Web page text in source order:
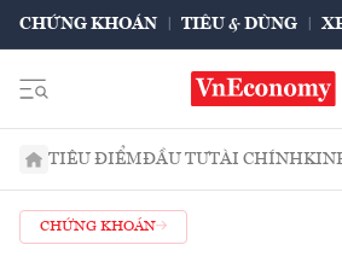
CHỨNG KHOÁN TIÊU & DÙNG
TIÊU ĐIỂMĐẦU TƯTÀI CHÍNH
CHỨNG KHOÁN